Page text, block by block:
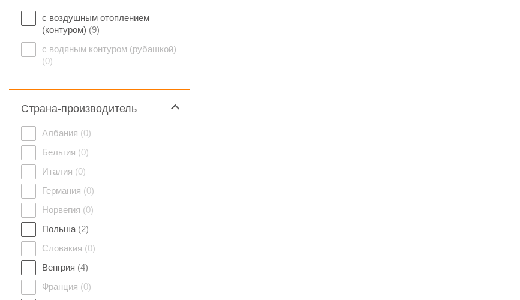
с воздушным отоплением
(контуром) (9)
с водяным контуром (рубашкой)
(0)
Страна-производитель
Албания (0)
Бельгия (0)
Италия (0)
Германия (0)
Норвегия (0)
Польша (2)
Словакия (0)
Венгрия (4)
Франция (0)